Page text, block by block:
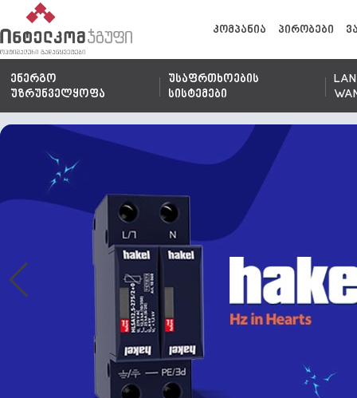
კომპანია პირობები
ენერგო
უზრუნველყოფა
უსაფრთხოების
სისტემები